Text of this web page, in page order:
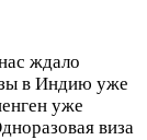
ждало
в Индию уже
уже
виза